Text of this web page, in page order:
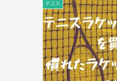
テニス